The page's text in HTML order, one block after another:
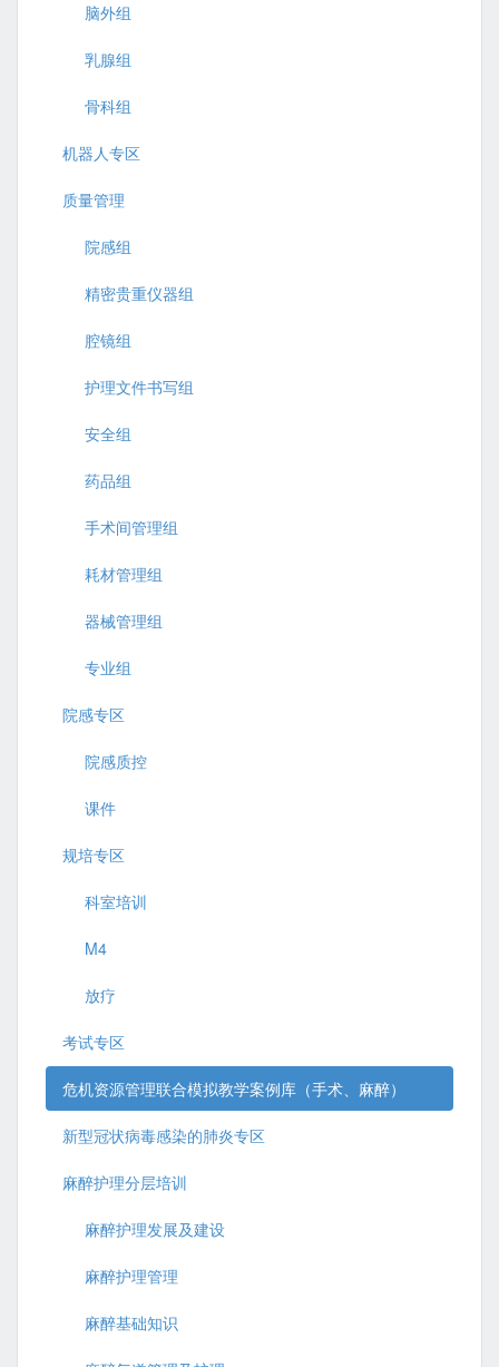
脑外组
乳腺组
骨科组
机器人专区
质量管理
院感组
精密贵重仪器组
腔镜组
护理文件书写组
安全组
药品组
手术间管理组
耗材管理组
器械管理组
专业组
院感专区
院感质控
课件
规培专区
科室培训
M4
放疗
考试专区
危机资源管理联合模拟教学案例库（手术、麻醉）
新型冠状病毒感染的肺炎专区
麻醉护理分层培训
麻醉护理发展及建设
麻醉护理管理
麻醉基础知识